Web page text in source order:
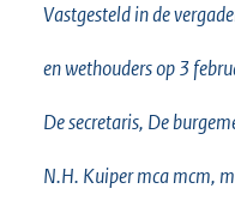
Vastgesteld in de
en wethouders op 3
De secretaris, De
N.H. Kuiper mca mcm,